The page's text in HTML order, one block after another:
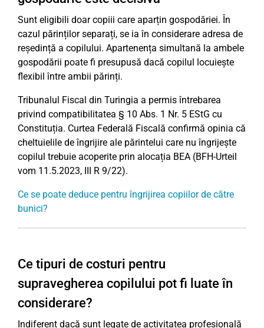
Sunt eligibili doar copiii care aparțin gospodăriei. În
cazul părinților separați, se ia în considerare adresa de
reședință a copilului. Apartenența simultană la ambele
gospodării poate fi presupusă dacă copilul locuiește
flexibil între ambii părinți.
Tribunalul Fiscal din Turingia a permis întrebarea
privind compatibilitatea § 10 Abs. 1 Nr. 5 EStG cu
Constituția. Curtea Federală Fiscală confirmă opinia că
cheltuielile de îngrijire ale părintelui care nu îngrijește
copilul trebuie acoperite prin alocația BEA (BFH-Urteil
vom 11.5.2023, III R 9/22).
Ce se poate deduce pentru îngrijirea copiilor de către
bunici?
Ce tipuri de costuri pentru
supravegherea copilului pot fi luate în
considerare?
Indiferent dacă sunt legate de activitatea profesională